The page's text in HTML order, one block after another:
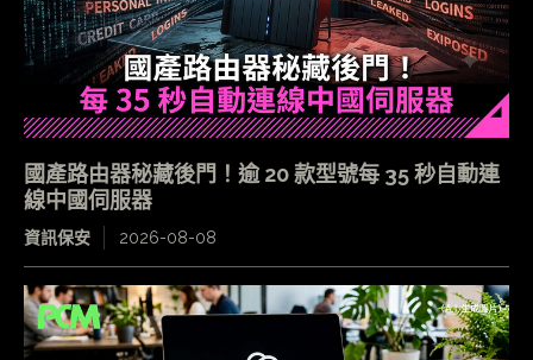
國產路由器秘藏後門！逾 20 款型號每 35 秒自動連
線中國伺服器
資訊保安 2026-08-08